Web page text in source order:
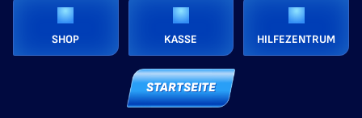
SHOP KASSE HILFEZENTRUM
STARTSEITE